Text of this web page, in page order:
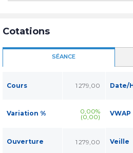
Cotations
SÉANCE
Cours 1 279,00 Date/
Variation % 0,00%
(0,00) VWAP
Ouverture 1 279,00 Veille